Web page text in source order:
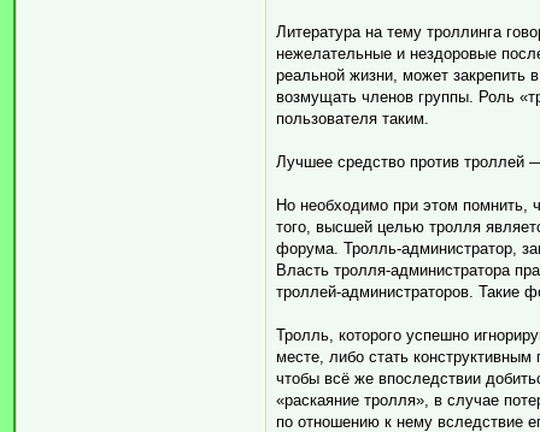
Литература на тему троллинга
нежелательные и нездоровые
реальной жизни, может закрепить
возмущать членов группы. Роль
пользователя таким.
Лучшее средство против троллей
Но необходимо при этом помнить,
того, высшей целью тролля
форума. Тролль-администратор,
Власть тролля-администратора
троллей-администраторов. Такие
Тролль, которого успешно
месте, либо стать
чтобы всё же впоследствии
«раскаяние тролля», в случае
по отношению к нему вследствие